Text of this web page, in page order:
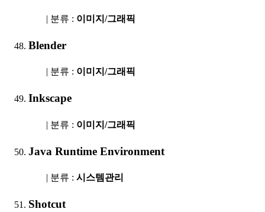
| 분류 : 이미지/그래픽
Blender
| 분류 : 이미지/그래픽
Inkscape
| 분류 : 이미지/그래픽
Java Runtime Environment
| 분류 : 시스템관리
Shotcut